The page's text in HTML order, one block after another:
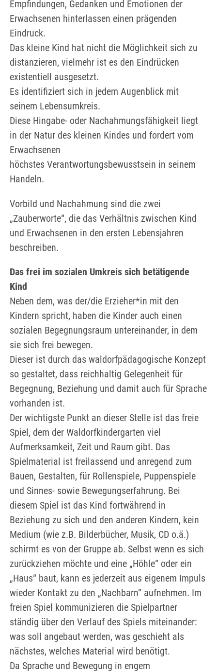
Empfindungen, Gedanken und Emotionen der
Erwachsenen hinterlassen einen prägenden
Eindruck.
Das kleine Kind hat nicht die Möglichkeit sich zu
distanzieren, vielmehr ist es den Eindrücken
existentiell ausgesetzt.
Es identifiziert sich in jedem Augenblick mit
seinem Lebensumkreis.
Diese Hingabe- oder Nachahmungsfähigkeit liegt
in der Natur des kleinen Kindes und fordert vom
Erwachsenen
höchstes Verantwortungsbewusstsein in seinem
Handeln.
Vorbild und Nachahmung sind die zwei
„Zauberworte“, die das Verhältnis zwischen Kind
und Erwachsenen in den ersten Lebensjahren
beschreiben.
Das frei im sozialen Umkreis sich betätigende
Kind
Neben dem, was der/die Erzieher*in mit den
Kindern spricht, haben die Kinder auch einen
sozialen Begegnungsraum untereinander, in dem
sie sich frei bewegen.
Dieser ist durch das waldorfpädagogische Konzept
so gestaltet, dass reichhaltig Gelegenheit für
Begegnung, Beziehung und damit auch für Sprache
vorhanden ist.
Der wichtigste Punkt an dieser Stelle ist das freie
Spiel, dem der Waldorfkindergarten viel
Aufmerksamkeit, Zeit und Raum gibt. Das
Spielmaterial ist freilassend und anregend zum
Bauen, Gestalten, für Rollenspiele, Puppenspiele
und Sinnes- sowie Bewegungserfahrung. Bei
diesem Spiel ist das Kind fortwährend in
Beziehung zu sich und den anderen Kindern, kein
Medium (wie z.B. Bilderbücher, Musik, CD o.ä.)
schirmt es von der Gruppe ab. Selbst wenn es sich
zurückziehen möchte und eine „Höhle“ oder ein
„Haus“ baut, kann es jederzeit aus eigenem Impuls
wieder Kontakt zu den „Nachbarn“ aufnehmen. Im
freien Spiel kommunizieren die Spielpartner
ständig über den Verlauf des Spiels miteinander:
was soll angebaut werden, was geschieht als
nächstes, welches Material wird benötigt.
Da Sprache und Bewegung in engem